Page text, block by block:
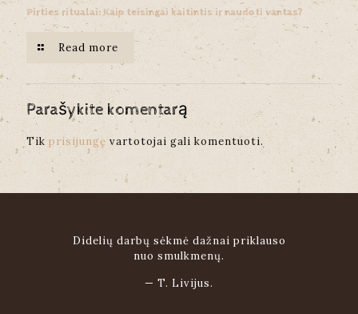
Pirties ritualai: Kaip teisingai kaitintis ir naudoti vantas?
Read more
Parašykite komentarą
Tik prisijungę vartotojai gali komentuoti.
Didelių darbų sėkmė dažnai priklauso
nuo smulkmenų.
— T. Livijus.